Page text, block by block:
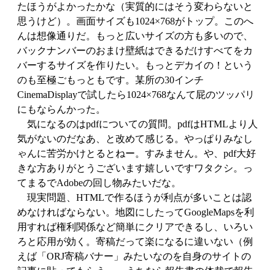
たほうがよかったかな（実質的にはそう変わらないと
思うけど）。画面サイズも1024×768がトップ。このへ
んは想像通りだ。もっと広いサイズの方も多いので、
バックナンバーのおまけ壁紙はできるだけすべてをカ
バーするサイズを作りたい。もっとデカイの！という
のも至極ごもっともです。某所の30インチ
CinemaDisplayで試したら1024×768なんて屁のツッパリ
にもならんかった。
気になるのはpdfについての質問。pdfはHTMLより人
気がないのだなあ、と改めて感じる。やっぱりみなし
ゃんに苦労かけとるとねー。すみません。や、pdf大好
きな方ありがとうございます嬉しいですワタクシ。っ
てまるでAdobeの回し物みたいだな。
現実問題、HTMLで作るほうが利点が多いことは認
めなければならない。地図にしたってGoogleMapsを利
用すれば権利関係など簡単にクリアできるし、いろい
ろと応用が効く。寄稿だって楽になるに違いない（例
えば「ORJ寄稿バナー」みたいなのを自身のサイトの